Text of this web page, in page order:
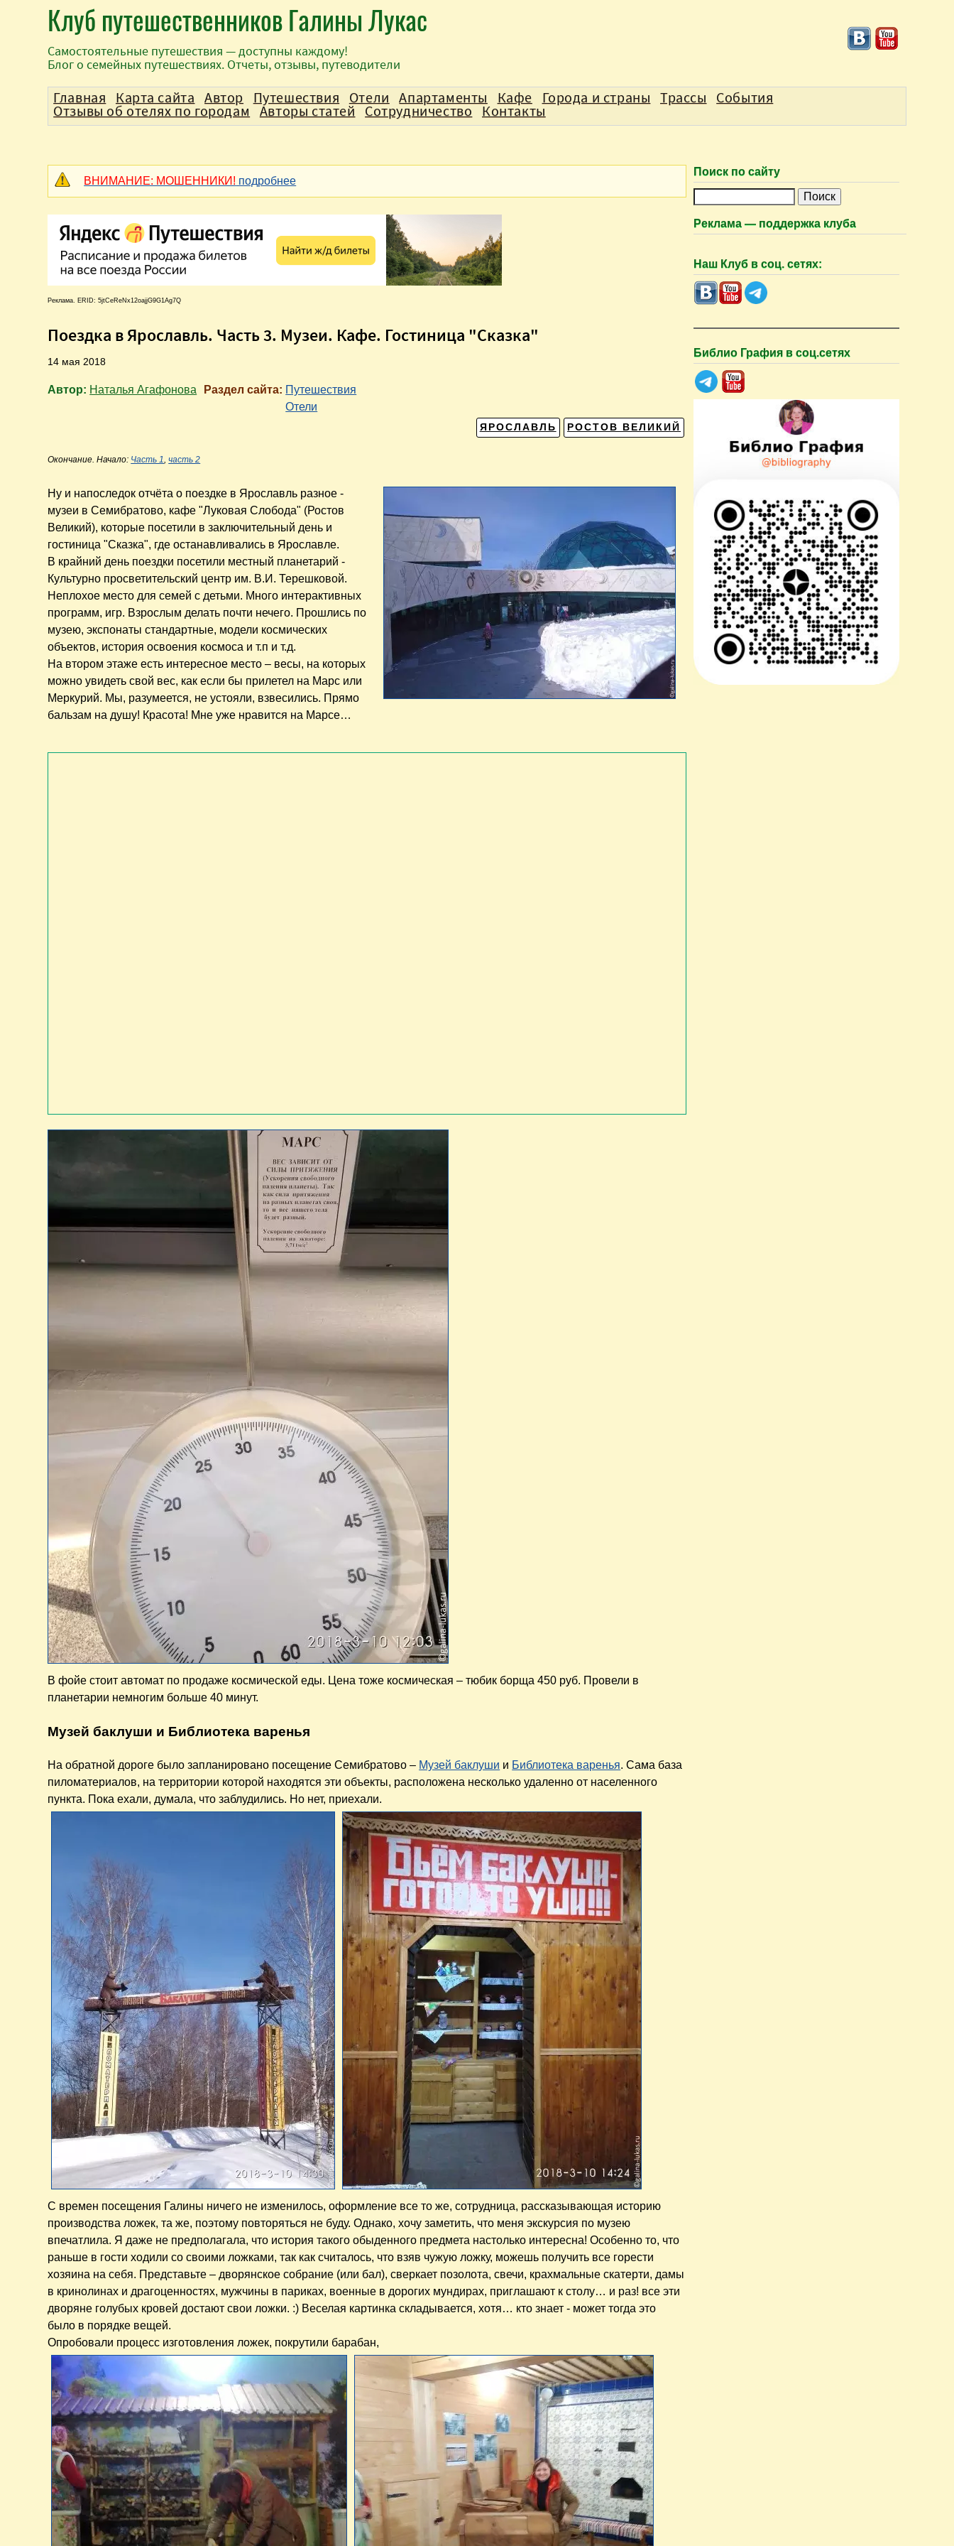
Клуб путешественников Галины Лукас
Самостоятельные путешествия — доступны каждому!
Блог о семейных путешествиях. Отчеты, отзывы, путеводители
ВНИМАНИЕ: МОШЕННИКИ! подробнее
Реклама. ERID: 5jtCeReNx12oajjG9G1Ag7Q
Поездка в Ярославль. Часть 3. Музеи. Кафе. Гостиница "Сказка"
14 мая 2018
Автор: Наталья Агафонова Раздел сайта: Путешествия
Отели
РОСТОВ ВЕЛИКИЙ
ЯРОСЛАВЛЬ
Окончание. Начало: Часть 1,часть 2
Ну и напоследок отчёта о поездке в Ярославль разное -
музеи в Семибратово, кафе "Луковая Слобода" (Ростов
Великий), которые посетили в заключительный день и
гостиница "Сказка", где останавливались в Ярославле.
В крайний день поездки посетили местный планетарий -
Культурно просветительский центр им. В.И. Терешковой.
Неплохое место для семей с детьми. Много интерактивных
программ, игр. Взрослым делать почти нечего. Прошлись по
музею, экспонаты стандартные, модели космических
объектов, история освоения космоса и т.п и т.д.
На втором этаже есть интересное место – весы, на которых
можно увидеть свой вес, как если бы прилетел на Марс или
Меркурий. Мы, разумеется, не устояли, взвесились. Прямо
бальзам на душу! Красота! Мне уже нравится на Марсе…
В фойе стоит автомат по продаже космической еды. Цена тоже космическая – тюбик борща 450 руб. Провели в
планетарии немногим больше 40 минут.
Музей баклуши и Библиотека варенья
На обратной дороге было запланировано посещение Семибратово – Музей баклуши и Библиотека варенья. Сама база
пиломатериалов, на территории которой находятся эти объекты, расположена несколько удаленно от населенного
пункта. Пока ехали, думала, что заблудились. Но нет, приехали.
С времен посещения Галины ничего не изменилось, оформление все то же, сотрудница, рассказывающая историю
производства ложек, та же, поэтому повторяться не буду. Однако, хочу заметить, что меня экскурсия по музею
впечатлила. Я даже не предполагала, что история такого обыденного предмета настолько интересна! Особенно то, что
раньше в гости ходили со своими ложками, так как считалось, что взяв чужую ложку, можешь получить все горести
хозяина на себя. Представьте – дворянское собрание (или бал), сверкает позолота, свечи, крахмальные скатерти, дамы
в кринолинах и драгоценностях, мужчины в париках, военные в дорогих мундирах, приглашают к столу… и раз! все эти
дворяне голубых кровей достают свои ложки. :) Веселая картинка складывается, хотя… кто знает - может тогда это
было в порядке вещей.
Опробовали процесс изготовления ложек, покрутили барабан,
Главная Карта сайта Автор Путешествия Отели Апартаменты Кафе Города и страны Трассы События
Отзывы об отелях по городам Авторы статей Сотрудничество Контакты
Поиск по сайту
и
к
Реклама — поддержка клуба
Наш Клуб в соц. сетях:
Библио Графия в соц.сетях